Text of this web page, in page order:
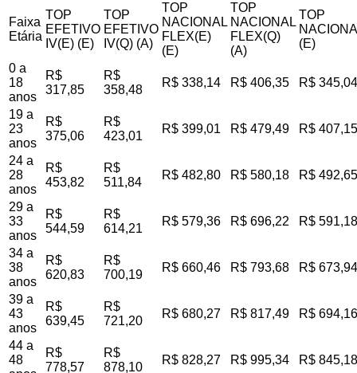
Faixa
Etária
TOP
EFETIVO
IV(E) (E)
TOP
EFETIVO
IV(Q) (A)
TOP
NACIONAL
FLEX(E)
(E)
TOP
NACIONAL
FLEX(Q)
(A)
TOP
(E)
0 a
18
anos
R$
317,85
R$
358,48
R$ 338,14 R$ 406,35 R$ 345,04
19 a
23
anos
R$
375,06
R$
423,01
R$ 399,01 R$ 479,49 R$ 407,15
24 a
28
anos
R$
453,82
R$
511,84
R$ 482,80 R$ 580,18 R$ 492,65
29 a
33
anos
R$
544,59
R$
614,21
R$ 579,36 R$ 696,22 R$ 591,18
34 a
38
anos
R$
620,83
R$
700,19
R$ 660,46 R$ 793,68 R$ 673,94
39 a
43
anos
R$
639,45
R$
721,20
R$ 680,27 R$ 817,49 R$ 694,16
44 a
48
R$
778,57
R$
878,10
R$ 828,27 R$ 995,34 R$ 845,18